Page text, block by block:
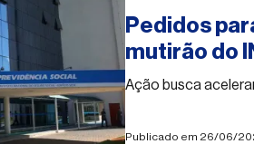
Pedidos
mutirão do
Ação busca
Publicado em 26/06/